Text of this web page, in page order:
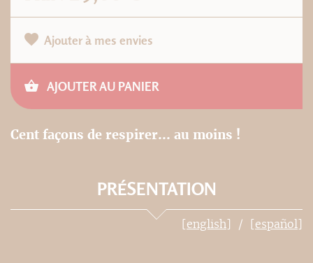
Ajouter à mes envies
AJOUTER AU PANIER
Cent façons de respirer... au moins !
PRÉSENTATION
[english] [español]